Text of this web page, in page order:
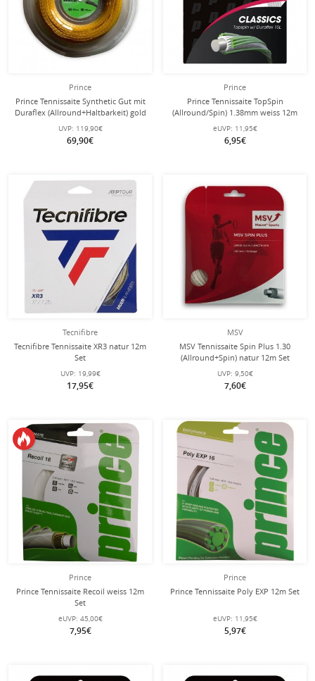
Prince
Prince Tennissaite Synthetic Gut mit
Duraflex (Allround+Haltbarkeit) gold
200m Rolle
UVP: 119,90€
69,90€
Prince
Prince Tennissaite TopSpin
(Allround/Spin) 1.38mm weiss 12m
Set
eUVP: 11,95€
6,95€
Tecnifibre
Tecnifibre Tennissaite XR3 natur 12m
Set
UVP: 19,99€
17,95€
MSV
MSV Tennissaite Spin Plus 1.30
(Allround+Spin) natur 12m Set
UVP: 9,50€
7,60€
Prince
Prince Tennissaite Recoil weiss 12m
Set
eUVP: 45,00€
7,95€
Prince
Prince Tennissaite Poly EXP 12m Set
eUVP: 11,95€
5,97€